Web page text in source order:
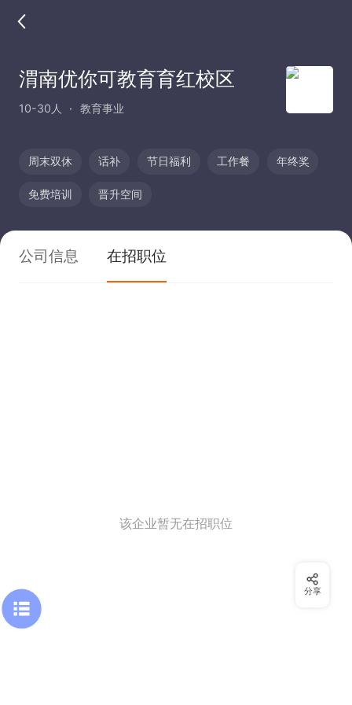
渭南优你可教育育红校区
10-30人 教育事业
周末双休 话补 节日福利 工作餐 年终奖
免费培训 晋升空间
公司信息 在招职位
该企业暂无在招职位
分享